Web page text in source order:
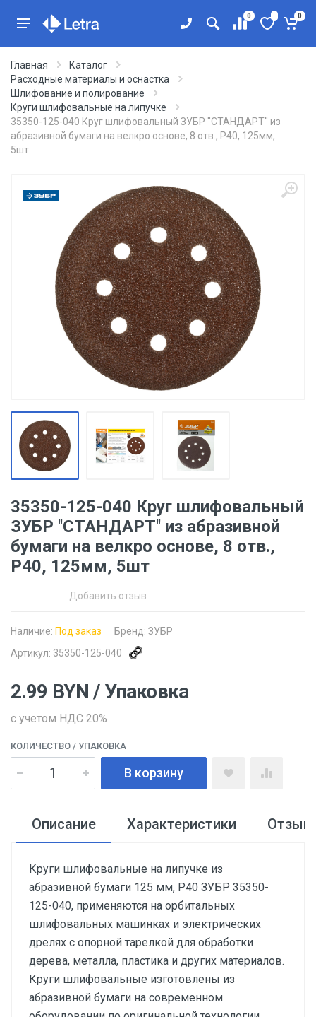
0 0
Главная
Каталог
Расходные материалы и оснастка
Шлифование и полирование
Круги шлифовальные на липучке
35350-125-040 Круг шлифовальный ЗУБР ''СТАНДАРТ'' из
абразивной бумаги на велкро основе, 8 отв., Р40, 125мм,
5шт
35350-125-040 Круг шлифовальный
ЗУБР ''СТАНДАРТ'' из абразивной
бумаги на велкро основе, 8 отв.,
Р40, 125мм, 5шт
Добавить отзыв
Наличие: Под заказ Бренд: ЗУБР
Артикул: 35350-125-040
2.99 BYN / Упаковка
с учетом НДС 20%
КОЛИЧЕСТВО / УПАКОВКА
В корзину
Описание Характеристики
Круги шлифовальные на липучке из
абразивной бумаги 125 мм, Р40 ЗУБР 35350-
125-040, применяются на орбитальных
шлифовальных машинках и электрических
дрелях с опорной тарелкой для обработки
дерева, металла, пластика и других материалов.
Круги шлифовальные изготовлены из
абразивной бумаги на современном